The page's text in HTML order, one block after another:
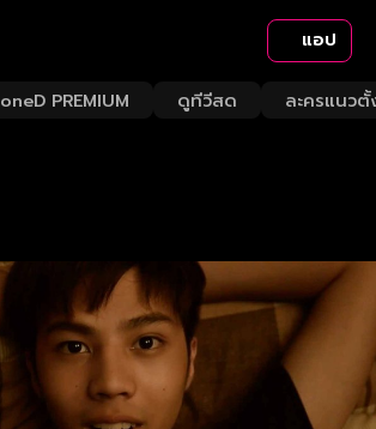
แอป
oneD PREMIUM ดูทีวีสด ละครแนวตั้